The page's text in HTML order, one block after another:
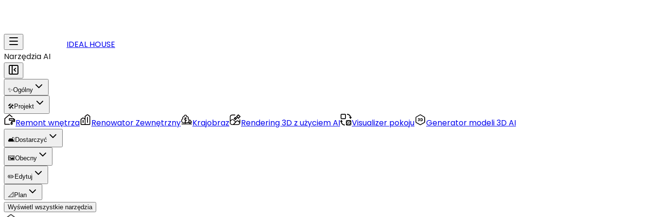
IDEAL HOUSE
Narzędzia AI
✨Ogólny
🛠️Projekt
Remont wnętrza Renowator Zewnętrzny Krajobraz Rendering 3D z użyciem AI Visualizer pokoju Generator modeli 3D AI
🛋️Dostarczyć
🖼️Obecny
✏️ Edytuj
📐 Plan
Wyświetl wszystkie narzędzia